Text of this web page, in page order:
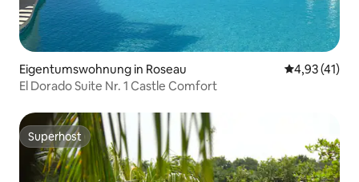
Eigentumswohnung in Roseau
4,93 (41)
El Dorado Suite Nr. 1 Castle Comfort
Superhost
Superhost